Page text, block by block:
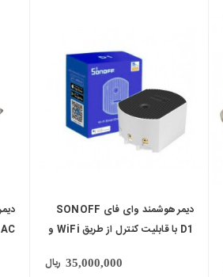
دیمر هوشمند وای فای SONOFF
D1 با قابلیت کنترل از طریق WiFi و
35,000,000 ریال
AC